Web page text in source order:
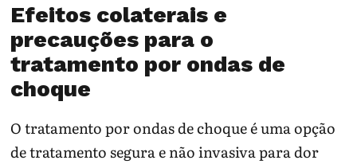
Efeitos colaterais e
precauções para o
tratamento por ondas de
choque
O tratamento por ondas de choque é uma opção
de tratamento segura e não invasiva para dor